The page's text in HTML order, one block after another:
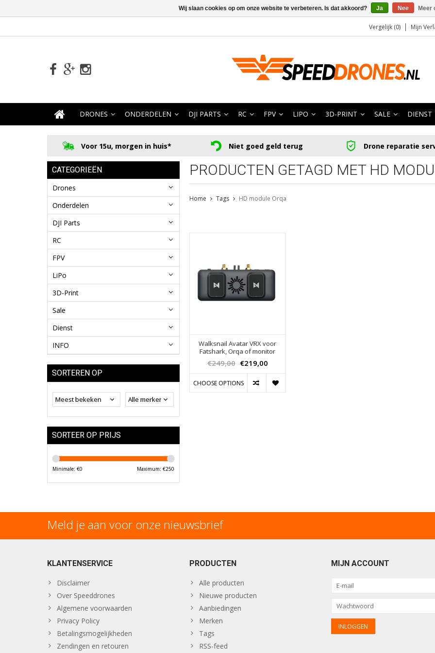
Vergelijk (0) Mijn
DRONES ONDERDELEN DJI PARTS RC FPV LIPO 3D-PRINT SALE DIENST
Voor 15u, morgen in huis* Niet goed geld terug Drone reparatie
CATEGORIEËN
Drones
Onderdelen
DJI Parts
RC
FPV
LiPo
3D-Print
Sale
Dienst
INFO
SORTEREN OP
SORTEER OP PRIJS
Minimale: €0 Maximum: €250
PRODUCTEN GETAGD MET HD
Home Tags HD module Orqa
Walksnail Avatar VRX voor
Fatshark, Orqa of monitor
€249,00 €219,00
CHOOSE OPTIONS
Meld je aan voor onze nieuwsbrief
KLANTENSERVICE
Disclaimer
Over Speeddrones
Algemene voorwaarden
Privacy Policy
Betalingsmogelijkheden
Zendingen en retouren
PRODUCTEN
Alle producten
Nieuwe producten
Aanbiedingen
Merken
Tags
RSS-feed
MIJN ACCOUNT
Wij slaan cookies op om onze website te verbeteren. Is dat akkoord? Ja Nee Meer